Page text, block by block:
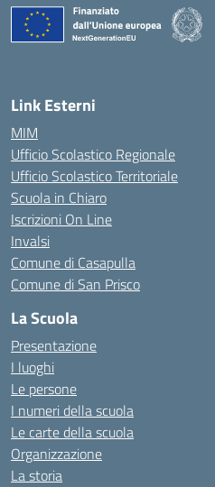
Link Esterni
MIM
Ufficio Scolastico Regionale
Ufficio Scolastico Territoriale
Scuola in Chiaro
Iscrizioni On Line
Invalsi
Comune di Casapulla
Comune di San Prisco
La Scuola
Presentazione
I luoghi
Le persone
I numeri della scuola
Le carte della scuola
Organizzazione
La storia